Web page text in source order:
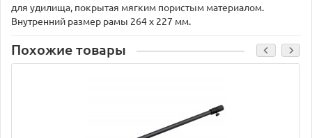
для удилища, покрытая мягким пористым материалом.
Внутренний размер рамы 264 х 227 мм.
Похожие товары